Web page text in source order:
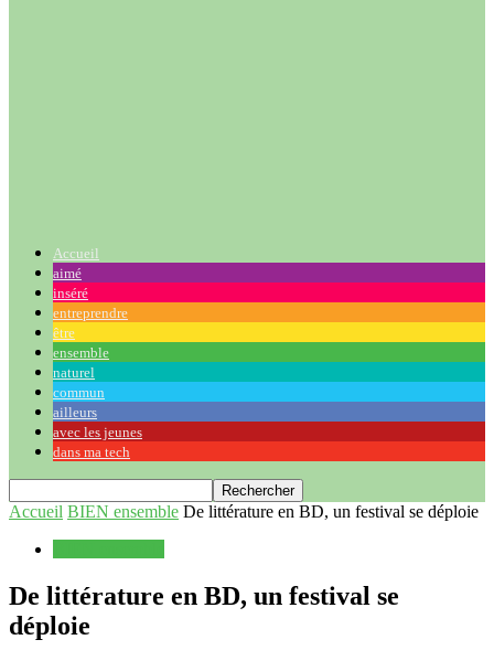
Accueil
aimé
inséré
entreprendre
être
ensemble
naturel
commun
ailleurs
avec les jeunes
dans ma tech
Accueil BIEN ensemble De littérature en BD, un festival se déploie
De littérature en BD, un festival se
déploie